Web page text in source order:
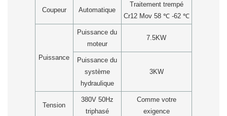
Coupeur Automatique
Traitement trempé
Cr12 Mov 58 ℃ -62 ℃
Puissance
Puissance du
moteur
7.5KW
Puissance du
système
hydraulique
3KW
Tension
380V 50Hz
triphasé
Comme votre
exigence